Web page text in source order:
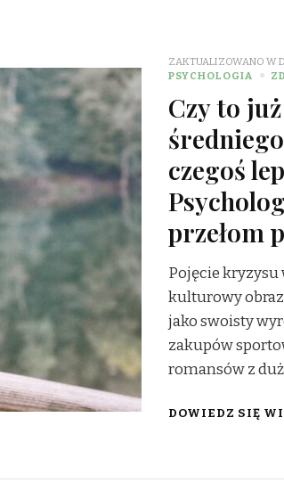
ZAKTUALIZOWANO W
PSYCHOLOGIA
Czy to
czegoś
przełom
Pojęcie kryzysu
kulturowy
jako swoisty
zakupów
romansów z
DOWIEDZ SIĘ